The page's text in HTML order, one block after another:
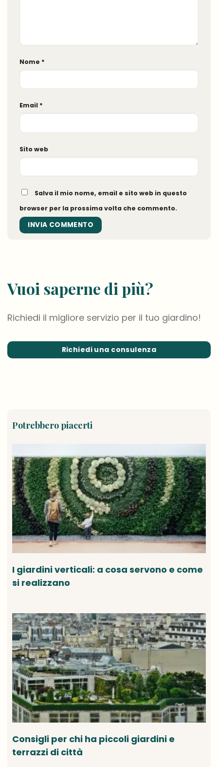
Nome *
Email *
Sito web
Salva il mio nome, email e sito web in questo
browser per la prossima volta che commento.
Vuoi saperne di più?
Richiedi il migliore servizio per il tuo giardino!
Richiedi una consulenza
Potrebbero piacerti
I giardini verticali: a cosa servono e come
si realizzano
Consigli per chi ha piccoli giardini e
terrazzi di città